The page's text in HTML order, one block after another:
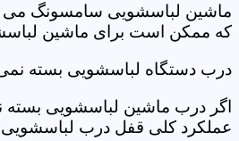
ماشین لباسشویی سامسونگ می
که ممکن است برای ماشین
درب دستگاه لباسشویی بسته
اگر درب ماشین لباسشویی بسته
عملکرد کلی قفل درب لباسشویی